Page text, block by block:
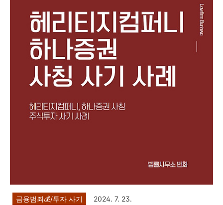
당한 피해자에게 적용되는 법으로 주식, 코인, 해외선물 리딩
및 쇼핑몰 사기의 피해자들에게는 적용되지 않습니다. 또한 지
급정지를 한다고 하여도 결국에 피해환급금은 리딩사기 및 쇼
핑몰 사기 피해자에게는 지급되지 않기 때문에 지급정지의 실
익도 없습니다.이러한 사실을 모르고 직접 또는 제3자를 통하
여 보이스피싱을 당했다고 수사기관에 거짓신고를 하시는 경
우에는 아래 규정에..
금융범죄💰/투자 사기 2024. 7. 23.